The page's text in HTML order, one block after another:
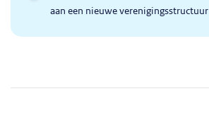
aan een nieuwe verenigingsstructuur